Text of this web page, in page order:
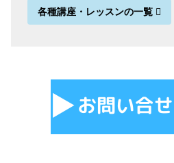
各種講座・レッスンの一覧